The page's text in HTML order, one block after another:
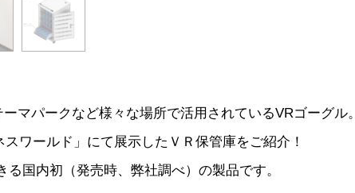
マパークなど様々な場所で活用されているVRゴーグル。
ワールド」にて展示したＶＲ保管庫をご紹介！
国内初（発売時、弊社調べ）の製品です。